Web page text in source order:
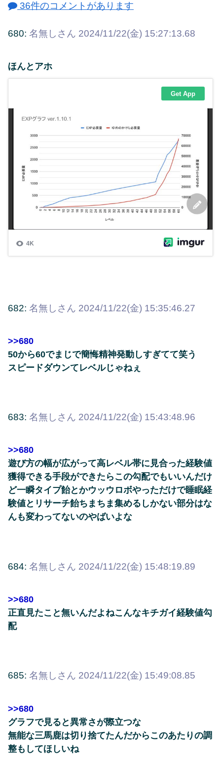
36件のコメントがあります
680: 名無しさん 2024/11/22(金) 15:27:13.68
ほんとアホ
682: 名無しさん 2024/11/22(金) 15:35:46.27
>>680
50から60でまじで簡悔精神発動しすぎてて笑う
スピードダウンてレベルじゃねぇ
683: 名無しさん 2024/11/22(金) 15:43:48.96
>>680
遊び方の幅が広がって高レベル帯に見合った経験値
獲得できる手段ができたらこの勾配でもいいんだけ
ど一瞬タイプ飴とかウッウロボやっただけで睡眠経
験値とリサーチ飴ちまちま集めるしかない部分はな
んも変わってないのやばいよな
684: 名無しさん 2024/11/22(金) 15:48:19.89
>>680
正直見たこと無いんだよねこんなキチガイ経験値勾
配
685: 名無しさん 2024/11/22(金) 15:49:08.85
>>680
グラフで見ると異常さが際立つな
無能な三馬鹿は切り捨てたんだからこのあたりの調
整もしてほしいね